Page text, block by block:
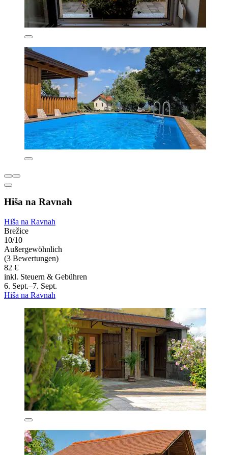
Hiša na Ravnah
Hiša na Ravnah
Brežice
10/10
Außergewöhnlich
(3 Bewertungen)
82 €
inkl. Steuern & Gebühren
6. Sept.–7. Sept.
Hiša na Ravnah